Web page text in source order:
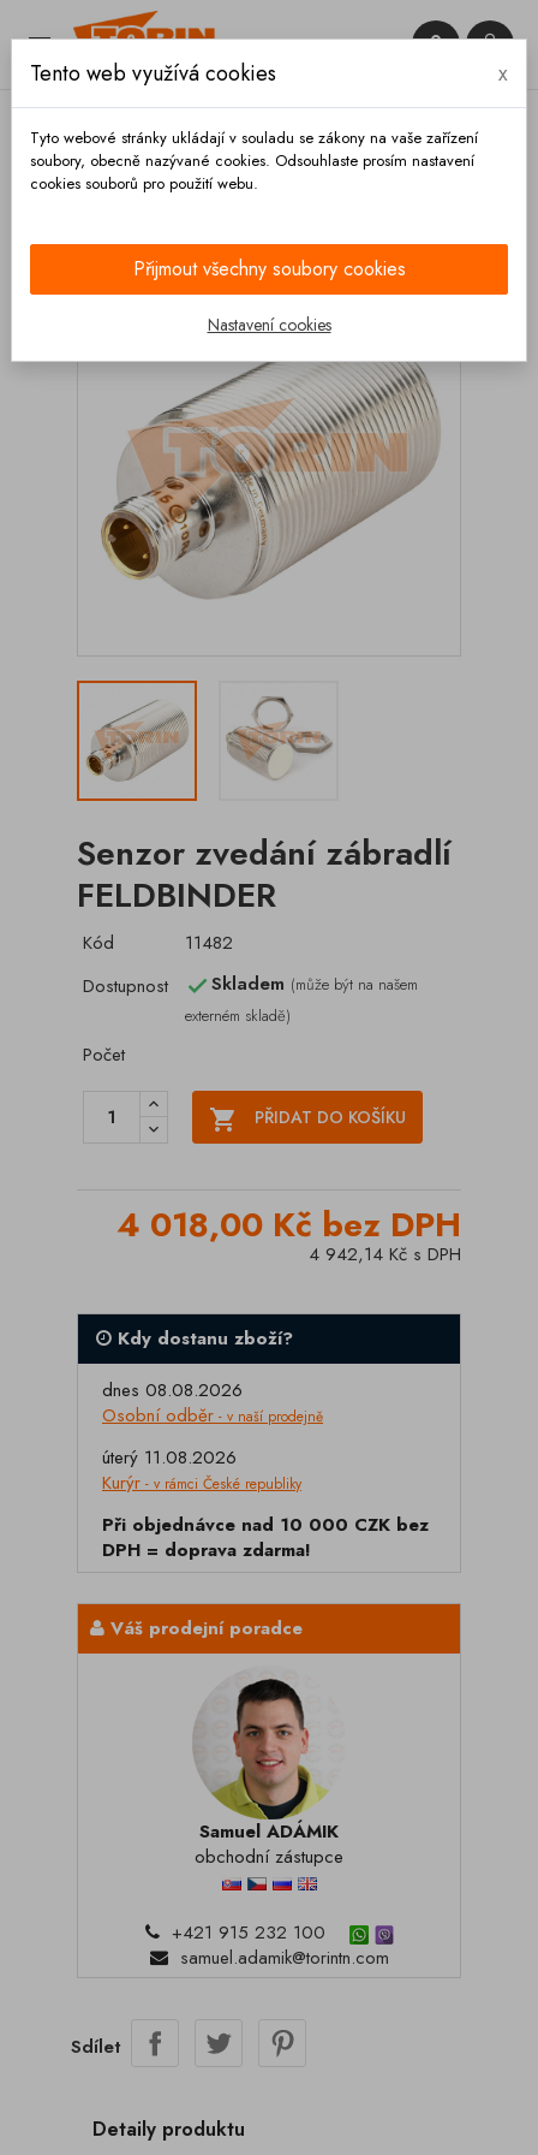
 

Senzor zvedání zábradlí
FELDBINDER
Kód
11482
Dostupnost
Skladem (může být na našem
externém skladě)
Počet
 PŘIDAT DO KOŠÍKU
4 018,00 Kč bez DPH
4 942,14 Kč s DPH
Kdy dostanu zboží?
dnes 08.08.2026
Osobní odběr - v naší prodejně
úterý 11.08.2026
Kurýr - v rámci České republiky
Při objednávce nad 10 000 CZK bez
DPH = doprava zdarma!
Váš prodejní poradce
Samuel ADÁMIK
obchodní zástupce
+421 915 232 100
samuel.adamik@torintn.com
Sdílet
Detaily produktu
Tento web využívá cookies x
Tyto webové stránky ukládají v souladu se zákony na vaše zařízení
soubory, obecně nazývané cookies. Odsouhlaste prosím nastavení
cookies souborů pro použití webu.
Přijmout všechny soubory cookies
Nastavení cookies